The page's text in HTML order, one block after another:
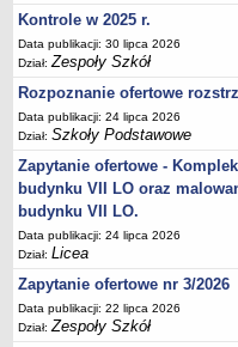
Zarządzenia
Rejestry, ewidencje, archiwa
Kontrole
PONOWNE
Sprawozdania
Deklaracja dostępności
DEKLARACJA DOSTĘPNOŚCI
OŚWIADCZENIA MAJĄTKOWE
PONOWNE WYKORZYSTYWANIE
Kontrole w 2025 r.
Data publikacji: 30 lipca 2026
Dział:Zespoły Szkół
Rozpoznanie ofertowe
Data publikacji: 24 lipca 2026
Dział:Szkoły Podstawowe
Zapytanie ofertowe -
budynku VII LO oraz
budynku VII LO.
Data publikacji: 24 lipca 2026
Dział:Licea
Zapytanie ofertowe nr 3/2026
Data publikacji: 22 lipca 2026
Dział:Zespoły Szkół